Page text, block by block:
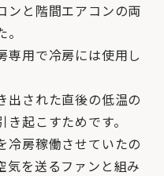
ンと階間エアコンの両
専用で冷房には使用し
出された直後の低温の
起こすためです。
冷房稼働させていたの
気を送るファンと組み